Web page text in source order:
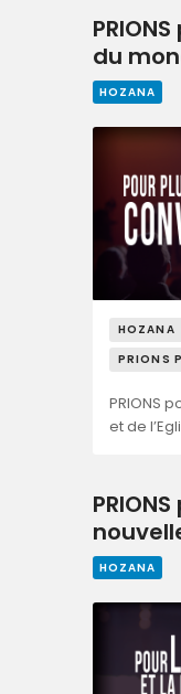
du
HOZANA
HOZANA
PRIONS
PRIONS
et de
HOZANA